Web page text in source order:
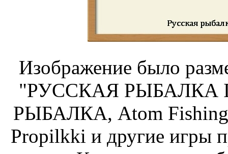
Изображение было
"РУССКАЯ РЫБАЛКА
РЫБАЛКА, Atom Fishing,
Propilkki и другие игры